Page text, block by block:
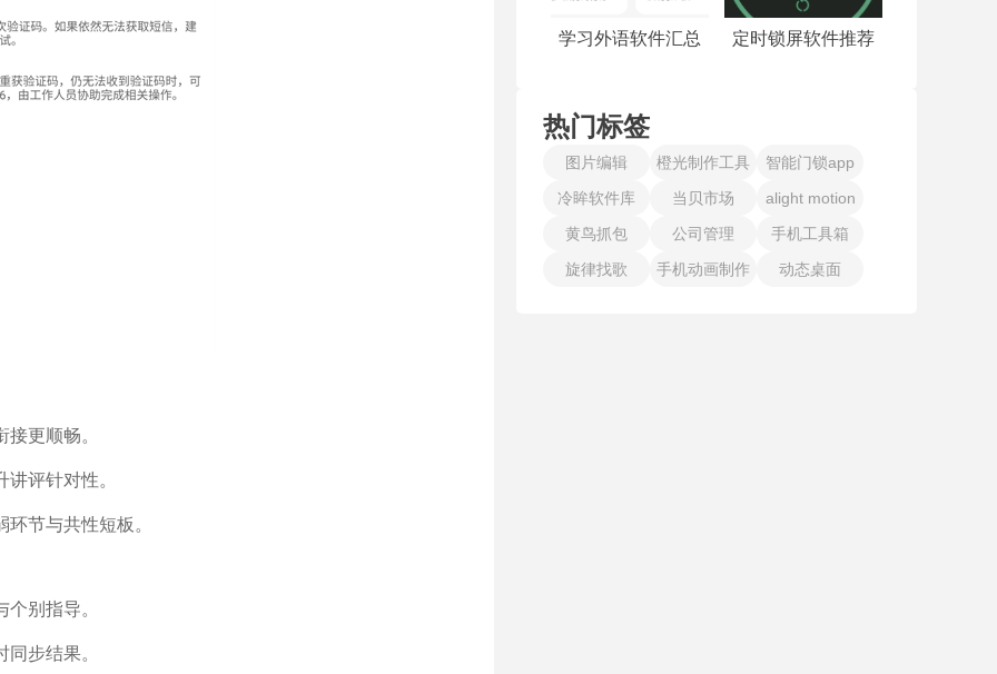
更顺畅。
评针对性。
节与共性短板。
别指导。
步结果。
学习外语软件汇总 定时锁屏软件推荐
热门标签
图片编辑 橙光制作工具
智能门锁app
冷眸软件库
当贝市场
alight motion
黄鸟抓包
公司管理
手机工具箱
旋律找歌
手机动画制作 动态桌面